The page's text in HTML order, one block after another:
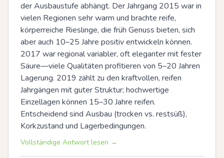
der Ausbaustufe abhängt. Der Jahrgang 2015 war in
vielen Regionen sehr warm und brachte reife,
körperreiche Rieslinge, die früh Genuss bieten, sich
aber auch 10–25 Jahre positiv entwickeln können.
2017 war regional variabler, oft eleganter mit fester
Säure—viele Qualitäten profitieren von 5–20 Jahren
Lagerung. 2019 zählt zu den kraftvollen, reifen
Jahrgängen mit guter Struktur; hochwertige
Einzellagen können 15–30 Jahre reifen.
Entscheidend sind Ausbau (trocken vs. restsüß),
Korkzustand und Lagerbedingungen.
Vollständige Antwort lesen →